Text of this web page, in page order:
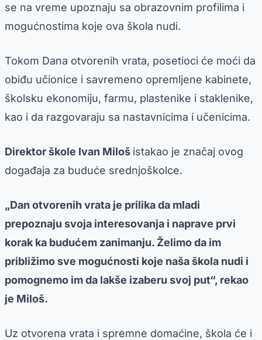
se na vreme upoznaju sa obrazovnim profilima i
mogućnostima koje ova škola nudi.
Tokom Dana otvorenih vrata, posetioci će moći da
obiđu učionice i savremeno opremljene kabinete,
školsku ekonomiju, farmu, plastenike i staklenike,
kao i da razgovaraju sa nastavnicima i učenicima.
Direktor škole Ivan Miloš istakao je značaj ovog
događaja za buduće srednjoškolce.
„Dan otvorenih vrata je prilika da mladi
prepoznaju svoja interesovanja i naprave prvi
korak ka budućem zanimanju. Želimo da im
približimo sve mogućnosti koje naša škola nudi i
pomognemo im da lakše izaberu svoj put“, rekao
je Miloš.
Uz otvorena vrata i spremne domaćine, škola će i